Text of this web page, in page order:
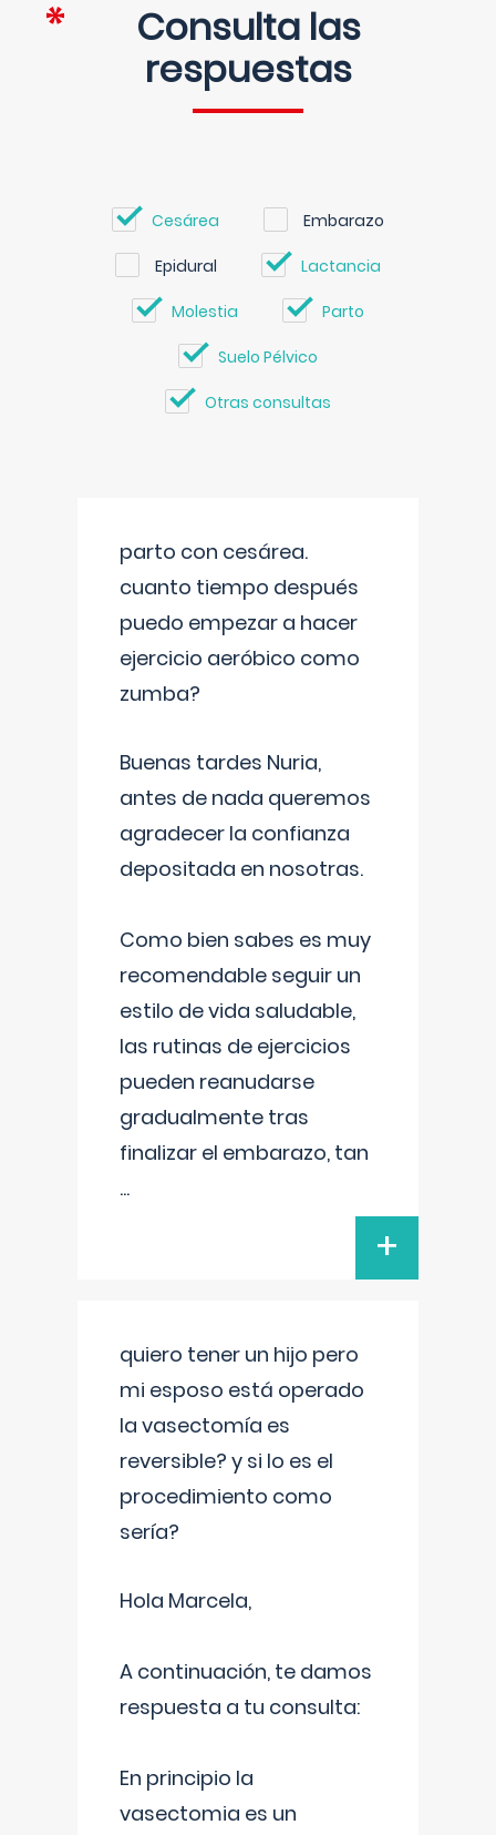
Consulta las
respuestas
Cesárea Embarazo
Epidural Lactancia
Molestia Parto
Suelo Pélvico
Otras consultas
parto con cesárea.
cuanto tiempo después
puedo empezar a hacer
ejercicio aeróbico como
zumba?
Buenas tardes Nuria,
antes de nada queremos
agradecer la confianza
depositada en nosotras.
Como bien sabes es muy
recomendable seguir un
estilo de vida saludable,
las rutinas de ejercicios
pueden reanudarse
gradualmente tras
finalizar el embarazo, tan
...
+
quiero tener un hijo pero
mi esposo está operado
la vasectomía es
reversible? y si lo es el
procedimiento como
sería?
Hola Marcela,
A continuación, te damos
respuesta a tu consulta:
En principio la
vasectomia es un